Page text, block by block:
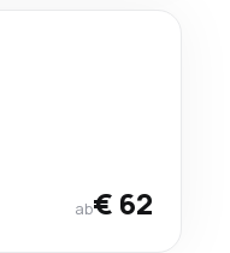
ab€ 62